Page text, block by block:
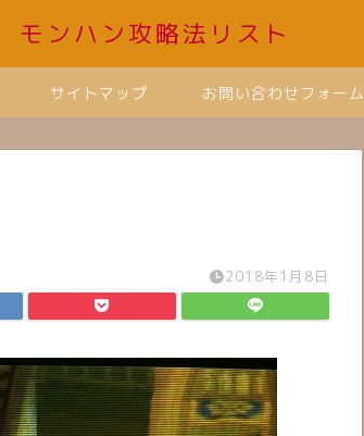
モンハン攻略法リスト
サイトマップ お問い合わせフォーム
2018年1月8日